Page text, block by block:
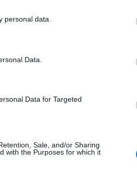
personal data.
Data.
Data for Targeted
Sale, and/or Sharing
with the Purposes for which it
!